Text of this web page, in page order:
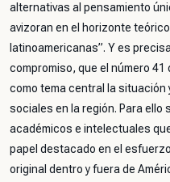
alternativas al pensamiento
avizoran en el horizonte
latinoamericanas”. Y es
compromiso, que el número 41
como tema central la
sociales en la región. Para ello
académicos e intelectuales
papel destacado en el
original dentro y fuera de